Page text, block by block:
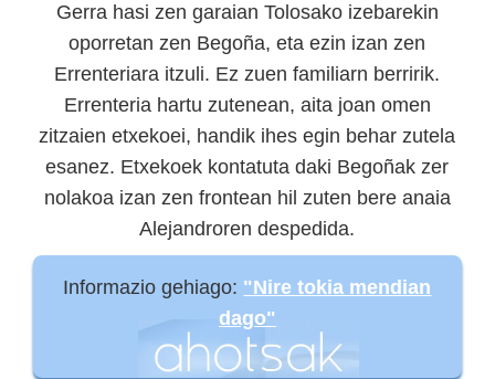
Gerra hasi zen garaian Tolosako izebarekin
oporretan zen Begoña, eta ezin izan zen
Errenteriara itzuli. Ez zuen familiarn berririk.
Errenteria hartu zutenean, aita joan omen
zitzaien etxekoei, handik ihes egin behar zutela
esanez. Etxekoek kontatuta daki Begoñak zer
nolakoa izan zen frontean hil zuten bere anaia
Alejandroren despedida.
Informazio gehiago: "Nire tokia mendian
dago"